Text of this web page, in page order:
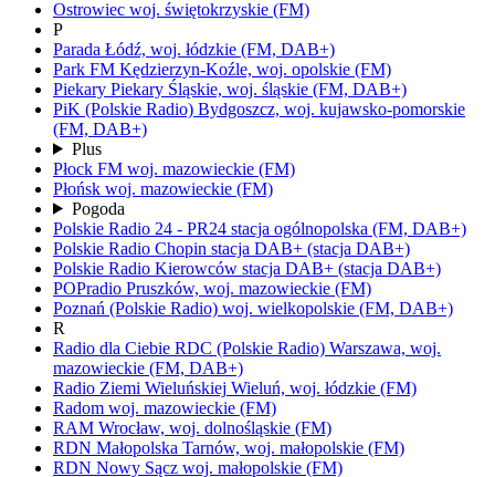
Ostrowiec woj. świętokrzyskie (FM)
P
Parada Łódź, woj. łódzkie (FM, DAB+)
Park FM Kędzierzyn-Koźle, woj. opolskie (FM)
Piekary Piekary Śląskie, woj. śląskie (FM, DAB+)
PiK (Polskie Radio) Bydgoszcz, woj. kujawsko-pomorskie
(FM, DAB+)
Plus
Płock FM woj. mazowieckie (FM)
Płońsk woj. mazowieckie (FM)
Pogoda
Polskie Radio 24 - PR24 stacja ogólnopolska (FM, DAB+)
Polskie Radio Chopin stacja DAB+ (stacja DAB+)
Polskie Radio Kierowców stacja DAB+ (stacja DAB+)
POPradio Pruszków, woj. mazowieckie (FM)
Poznań (Polskie Radio) woj. wielkopolskie (FM, DAB+)
R
Radio dla Ciebie RDC (Polskie Radio) Warszawa, woj.
mazowieckie (FM, DAB+)
Radio Ziemi Wieluńskiej Wieluń, woj. łódzkie (FM)
Radom woj. mazowieckie (FM)
RAM Wrocław, woj. dolnośląskie (FM)
RDN Małopolska Tarnów, woj. małopolskie (FM)
RDN Nowy Sącz woj. małopolskie (FM)